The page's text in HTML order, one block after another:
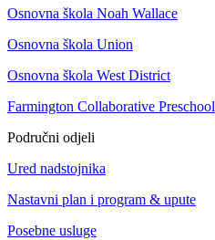
Osnovna škola Noah Wallace
Osnovna škola Union
Osnovna škola West District
Farmington Collaborative Preschool
Područni odjeli
Ured nadstojnika
Nastavni plan i program & upute
Posebne usluge